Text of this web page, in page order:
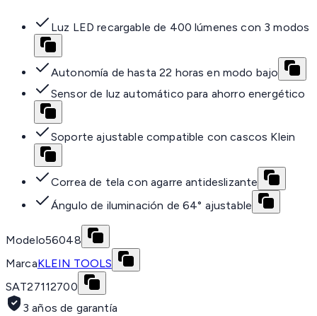
Luz LED recargable de 400 lúmenes con 3 modos
Autonomía de hasta 22 horas en modo bajo
Sensor de luz automático para ahorro energético
Soporte ajustable compatible con cascos Klein
Correa de tela con agarre antideslizante
Ángulo de iluminación de 64° ajustable
Modelo56048
MarcaKLEIN TOOLS
SAT27112700
3 años de garantía